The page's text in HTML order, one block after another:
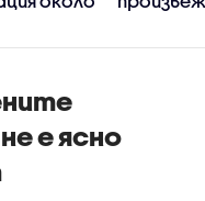
е ясно